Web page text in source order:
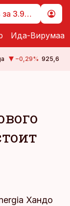
Подпишитесь за 3.99 €
Ида-Вирумаа
−0,29% 925,6
Хандо